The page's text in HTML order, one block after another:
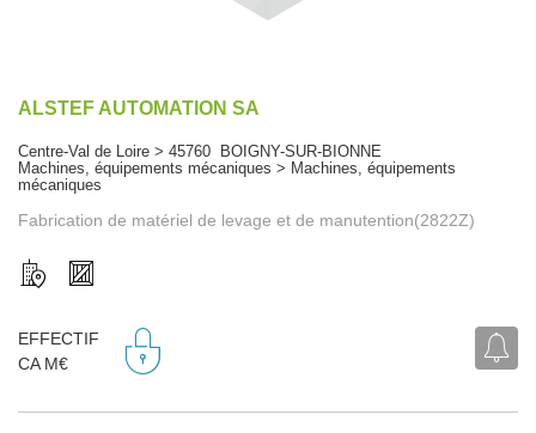
ALSTEF AUTOMATION SA
Centre-Val de Loire > 45760 BOIGNY-SUR-BIONNE
Machines, équipements mécaniques > Machines, équipements
mécaniques
Fabrication de matériel de levage et de manutention(2822Z)
EFFECTIF
CA M€